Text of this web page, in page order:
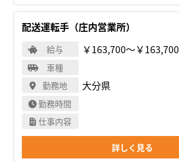
配送運転手（庄内営業所）
給与 ￥163,700〜￥163,700
車種
勤務地
大分県
勤務時間
仕事内容
詳しく見る